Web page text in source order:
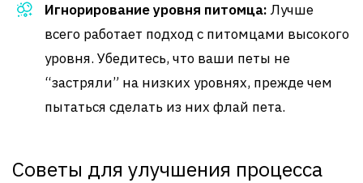
Игнорирование уровня питомца: Лучше
всего работает подход с питомцами высокого
уровня. Убедитесь, что ваши петы не
“застряли” на низких уровнях, прежде чем
пытаться сделать из них флай пета.
Советы для улучшения процесса